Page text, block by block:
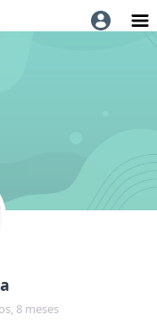
8 meses